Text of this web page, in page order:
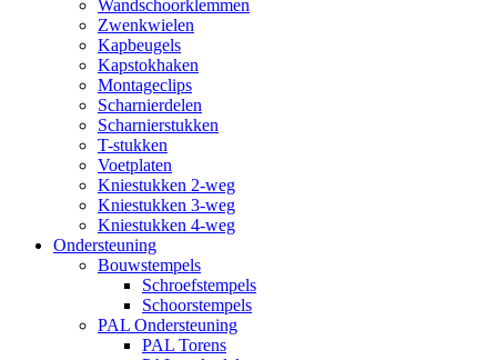
Wandschoorklemmen
Zwenkwielen
Kapbeugels
Kapstokhaken
Montageclips
Scharnierdelen
Scharnierstukken
T-stukken
Voetplaten
Kniestukken 2-weg
Kniestukken 3-weg
Kniestukken 4-weg
Ondersteuning
Bouwstempels
Schroefstempels
Schoorstempels
PAL Ondersteuning
PAL Torens